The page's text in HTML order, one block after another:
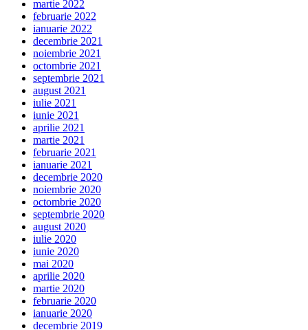
martie 2022
februarie 2022
ianuarie 2022
decembrie 2021
noiembrie 2021
octombrie 2021
septembrie 2021
august 2021
iulie 2021
iunie 2021
aprilie 2021
martie 2021
februarie 2021
ianuarie 2021
decembrie 2020
noiembrie 2020
octombrie 2020
septembrie 2020
august 2020
iulie 2020
iunie 2020
mai 2020
aprilie 2020
martie 2020
februarie 2020
ianuarie 2020
decembrie 2019